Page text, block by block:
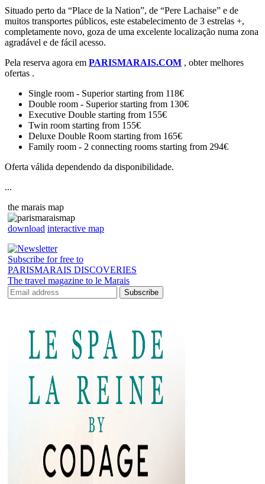
Situado perto da “Place de la Nation”, de “Pere Lachaise” e de
muitos transportes públicos, este estabelecimento de 3 estrelas +,
completamente novo, goza de uma excelente localização numa zona
agradável e de fácil acesso.
Pela reserva agora em PARISMARAIS.COM , obter melhores
ofertas .
Single room - Superior starting from 118€
Double room - Superior starting from 130€
Executive Double starting from 155€
Twin room starting from 155€
Deluxe Double Room starting from 165€
Family room - 2 connecting rooms starting from 294€
Oferta válida dependendo da disponibilidade.
...
the marais map
download interactive map
Subscribe for free to
PARISMARAIS DISCOVERIES
The travel magazine to le Marais